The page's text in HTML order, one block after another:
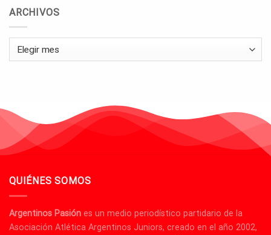
ARCHIVOS
Archivos
QUIÉNES SOMOS
Argentinos Pasión es un medio periodístico partidario de la
Asociación Atlética Argentinos Juniors, creado en el año 2002,